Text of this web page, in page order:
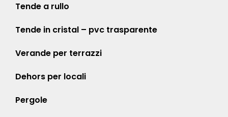
Tende a rullo
Tende in cristal – pvc trasparente
Verande per terrazzi
Dehors per locali
Pergole